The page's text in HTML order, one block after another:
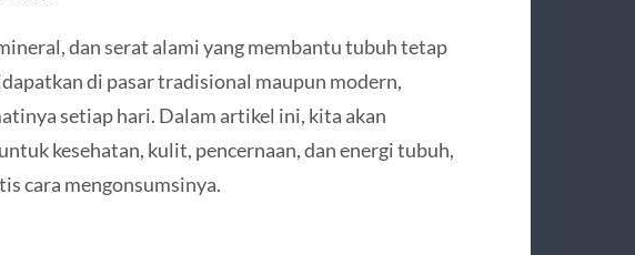
dan serat alami yang membantu tubuh tetap
di pasar tradisional maupun modern,
setiap hari. Dalam artikel ini, kita akan
kesehatan, kulit, pencernaan, dan energi tubuh,
cara mengonsumsinya.